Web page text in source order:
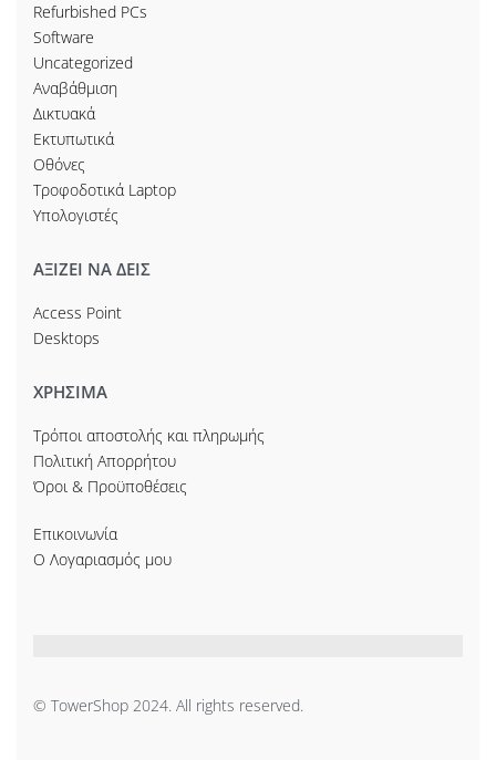
Refurbished PCs
Software
Uncategorized
Αναβάθμιση
Δικτυακά
Εκτυπωτικά
Οθόνες
Τροφοδοτικά Laptop
Υπολογιστές
ΑΞΙΖΕΙ ΝΑ ΔΕΙΣ
Access Point
Desktops
ΧΡΗΣΙΜΑ
Τρόποι αποστολής και πληρωμής
Πολιτική Απορρήτου
Όροι & Προϋποθέσεις
Επικοινωνία
Ο Λογαριασμός μου
© TowerShop 2024. All rights reserved.